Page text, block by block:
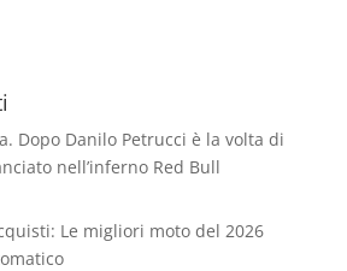
Dopo Danilo Petrucci è la volta di
nell’inferno Red Bull
Le migliori moto del 2026